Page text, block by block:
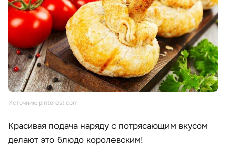
Источник: pinterest.com
Красивая подача наряду с потрясающим вкусом
делают это блюдо королевским!